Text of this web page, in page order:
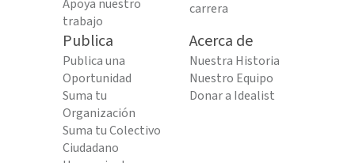
Apoya nuestro
trabajo
carrera
Publica
Publica una
Oportunidad
Suma tu
Organización
Suma tu Colectivo
Ciudadano
Acerca de
Nuestra Historia
Nuestro Equipo
Donar a Idealist